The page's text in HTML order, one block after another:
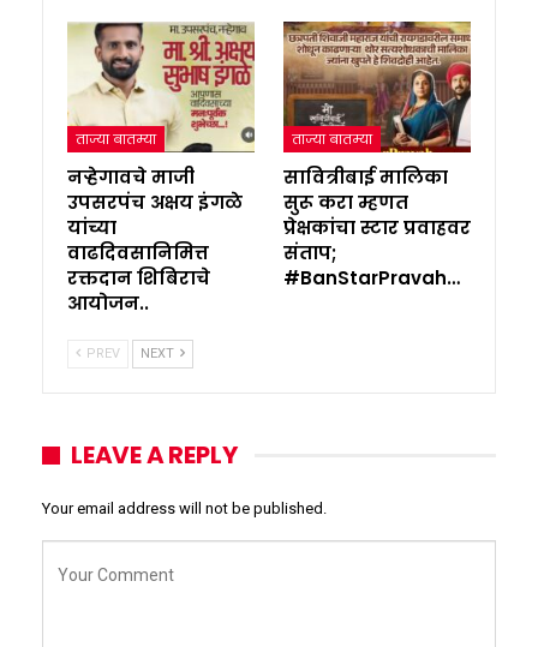
ताज्या बातम्या
नऱ्हेगावचे माजी
उपसरपंच अक्षय इंगळे
यांच्या
वाढदिवसानिमित्त
रक्तदान शिबिराचे
आयोजन..
ताज्या बातम्या
सावित्रीबाई मालिका
सुरू करा म्हणत
प्रेक्षकांचा स्टार प्रवाहवर
संताप;
#BanStarPravah…
PREV NEXT
LEAVE A REPLY
Your email address will not be published.